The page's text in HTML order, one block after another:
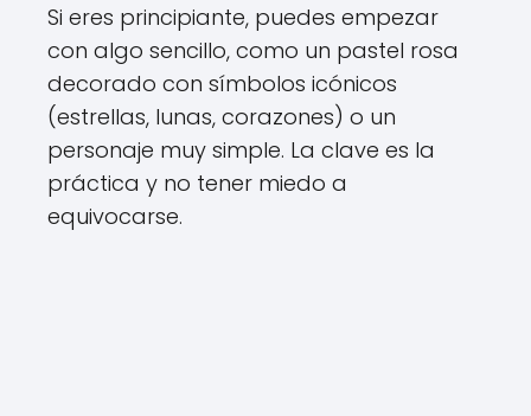
Si eres principiante, puedes empezar
con algo sencillo, como un pastel rosa
decorado con símbolos icónicos
(estrellas, lunas, corazones) o un
personaje muy simple. La clave es la
práctica y no tener miedo a
equivocarse.